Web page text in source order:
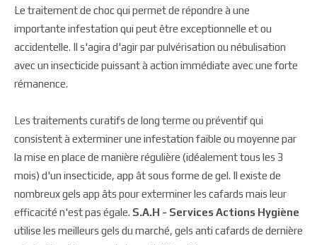
Le traitement de choc qui permet de répondre à une
importante infestation qui peut être exceptionnelle et ou
accidentelle. Il s'agira d'agir par pulvérisation ou nébulisation
avec un insecticide puissant à action immédiate avec une forte
rémanence.
Les traitements curatifs de long terme ou préventif qui
consistent à exterminer une infestation faible ou moyenne par
la mise en place de manière régulière (idéalement tous les 3
mois) d'un insecticide, app ât sous forme de gel. Il existe de
nombreux gels app âts pour exterminer les cafards mais leur
efficacité n'est pas égale. S.A.H - Services Actions Hygiène
utilise les meilleurs gels du marché, gels anti cafards de dernière